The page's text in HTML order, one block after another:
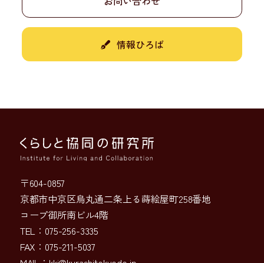
情報ひろば
〒604-0857
京都市中京区烏丸通二条上る蒔絵屋町258番地
コープ御所南ビル4階
TEL：075-256-3335
FAX：075-211-5037